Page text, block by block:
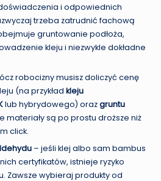
i odpowiednich
trzeba zatrudnić fachową
gruntowanie podłoża,
kleju i niezwykle dokładne
robocizny musisz doliczyć cenę
(na przykład kleju
lub hybrydowego) orazgruntu
materiały są po prostu droższe niż
click.
– jeśli klej albo sam bambus
certyfikatów, istnieje ryzyko
Zawsze wybieraj produkty od